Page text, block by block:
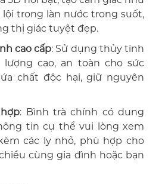
trong làn nước trong suốt,
thị giác tuyệt đẹp.
cao cấp: Sử dụng thủy tinh
cao, an toàn cho sức
chất độc hại, giữ nguyên
: Bình trà chính có dung
tin cụ thể vui lòng xem
các ly nhỏ, phù hợp cho
cùng gia đình hoặc bạn